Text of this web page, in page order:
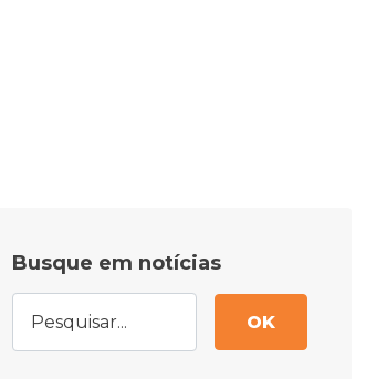
Busque em notícias
OK